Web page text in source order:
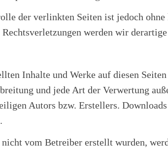
der verlinkten Seiten ist jedoch
werden wir
Inhalte und Werke auf diesen
und jede Art der Verwertung
Autors bzw. Erstellers.
vom Betreiber erstellt wurden,